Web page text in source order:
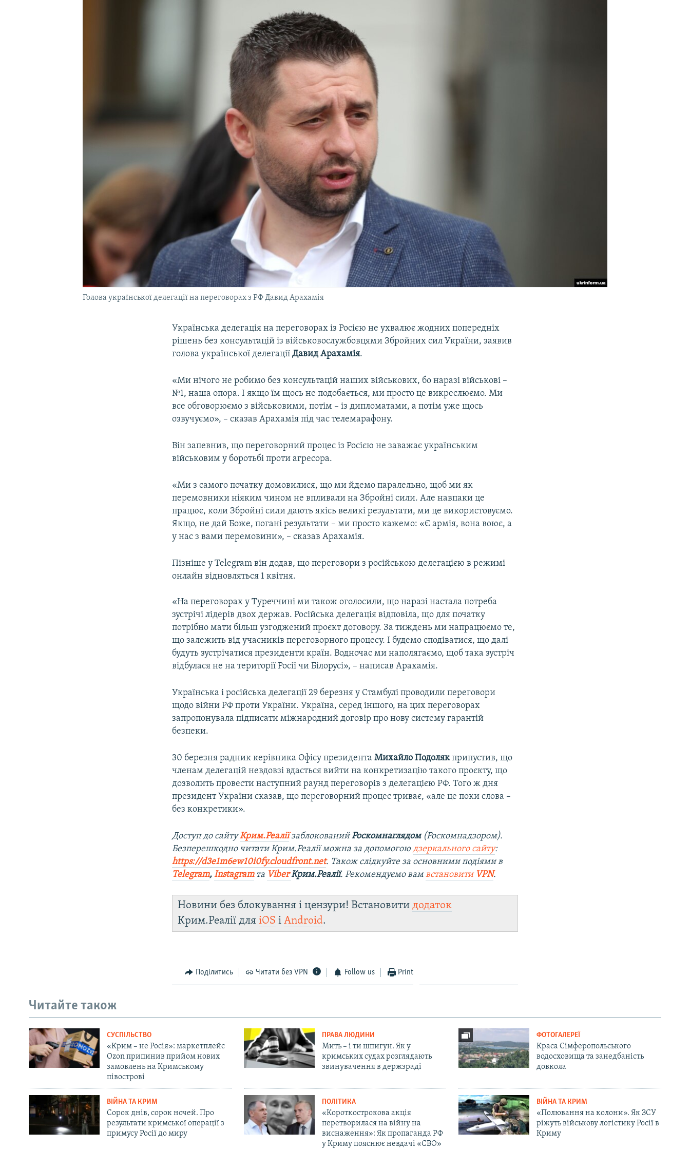
Голова української делегації на переговорах з РФ Давид Арахамія
Українська делегація на переговорах із Росією не ухвалює жодних попередніх
рішень без консультацій із військовослужбовцями Збройних сил України, заявив
голова української делегаціїДавид Арахамія.
«Ми нічого не робимо без консультацій наших військових, бо наразі військові –
№1, наша опора. І якщо їм щось не подобається, ми просто це викреслюємо. Ми
все обговорюємо з військовими, потім – із дипломатами, а потім уже щось
озвучуємо», – сказав Арахамія під час телемарафону.
Він запевнив, що переговорний процес із Росією не заважає українським
військовим у боротьбі проти агресора.
«Ми з самого початку домовилися, що ми йдемо паралельно, щоб ми як
перемовники ніяким чином не впливали на Збройні сили. Але навпаки це
працює, коли Збройні сили дають якісь великі результати, ми це використовуємо.
Якщо, не дай Боже, погані результати – ми просто кажемо: «Є армія, вона воює, а
у нас з вами перемовини», – сказав Арахамія.
Пізніше у Telegram він додав, що переговори з російською делегацією в режимі
онлайн відновляться 1 квітня.
«На переговорах у Туреччині ми також оголосили, що наразі настала потреба
зустрічі лідерів двох держав. Російська делегація відповіла, що для початку
потрібно мати більш узгоджений проєкт договору. За тиждень ми напрацюємо те,
що залежить від учасників переговорного процесу. І будемо сподіватися, що далі
будуть зустрічатися президенти країн. Водночас ми наполягаємо, щоб така зустріч
відбулася не на території Росії чи Білорусі», – написав Арахамія.
Українська і російська делегації 29 березня у Стамбулі проводили переговори
щодо війни РФ проти України. Україна, серед іншого, на цих переговорах
запропонувала підписати міжнародний договір про нову систему гарантій
безпеки.
30 березня радник керівника Офісу президентаМихайло Подолякприпустив, що
членам делегацій невдовзі вдасться вийти на конкретизацію такого проєкту, що
дозволить провести наступний раунд переговорів з делегацією РФ. Того ж дня
президент України сказав, що переговорний процес триває, «але це поки слова –
без конкретики».
Доступ до сайтуКрим.РеаліїзаблокованийРоскомнаглядом (Роскомнадзором).
Безперешкодно читати Крим.Реалії можна за допомогоюдзеркального сайту:
https://d3e1m6ew10i0fy.cloudfront.net. Також слідкуйте за основними подіями в
Telegram,Instagramта ViberКрим.Реалії. Рекомендуємо вамвстановити VPN.
Новини без блокування і цензури! Встановитидодаток
Крим.Реалії дляiOS іAndroid.
Поділитись Читати без VPN Follow us Print
Читайте також
СУСПІЛЬСТВО
«Крим – не Росія»: маркетплейс
Ozon припинив прийом нових
замовлень на Кримському
півострові
ПРАВА ЛЮДИНИ
Мить – і ти шпигун. Як у
кримських судах розглядають
звинувачення в держзраді
ФОТОГАЛЕРЕЇ
Краса Сімферопольського
водосховища та занедбаність
довкола
ВІЙНА ТА КРИМ
Сорок днів, сорок ночей. Про
результати кримської операції з
примусу Росії до миру
ПОЛІТИКА
«Короткострокова акція
перетворилася на війну на
виснаження»: Як пропаганда РФ
у Криму пояснює невдачі «СВО»
ВІЙНА ТА КРИМ
«Полювання на колони». Як ЗСУ
ріжуть військову логістику Росії в
Криму